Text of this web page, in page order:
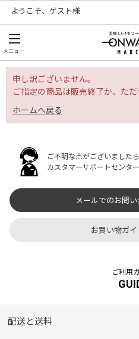
ようこそ、 ゲスト様
メニュー
申し訳ございません。
ご指定の商品は販売終了か、た
ホームへ戻る
ご不明な点がございました
カスタマーサポートセンタ
メールでのお問
お買い物ガイ
ご利用
配送と送料